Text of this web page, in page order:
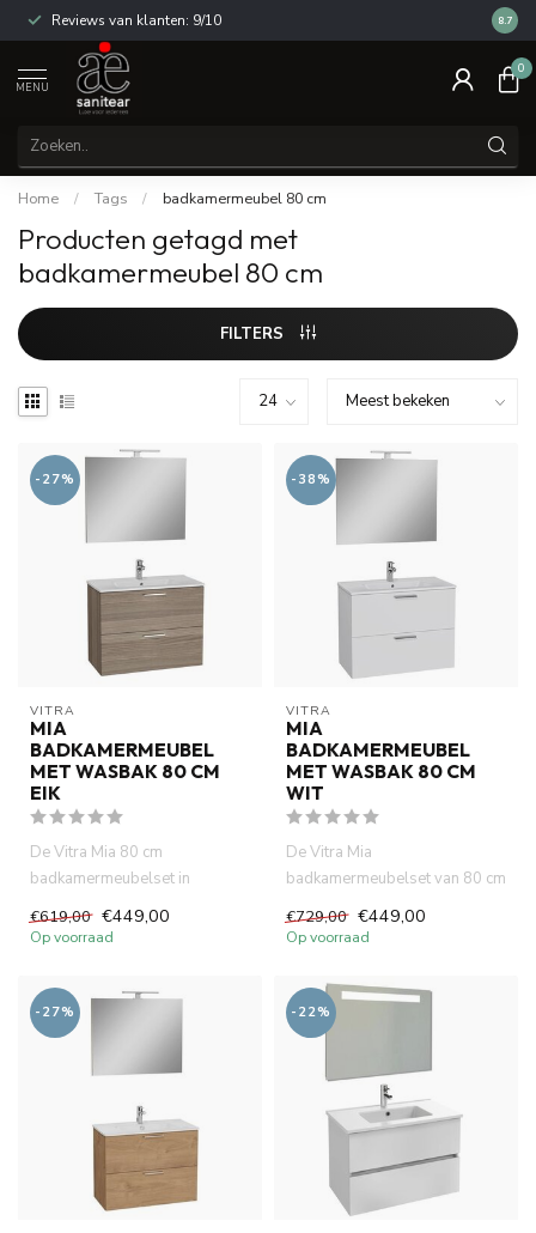
Reviews van klanten: 9/10 14
8.7
MENU
0
Home / Tags / badkamermeubel 80 cm
Producten getagd met
badkamermeubel 80 cm
FILTERS
-27%
VITRA
MIA
BADKAMERMEUBEL
MET WASBAK 80 CM
EIK
De Vitra Mia 80 cm
badkamermeubelset in
eikenhout biedt een moderne
oplossing vo...
€619,00 €449,00
Op voorraad
-38%
VITRA
MIA
BADKAMERMEUBEL
MET WASBAK 80 CM
WIT
De Vitra Mia
badkamermeubelset van 80 cm
in wit biedt een moderne en
ruimtebespa...
€729,00 €449,00
Op voorraad
-27% -22%